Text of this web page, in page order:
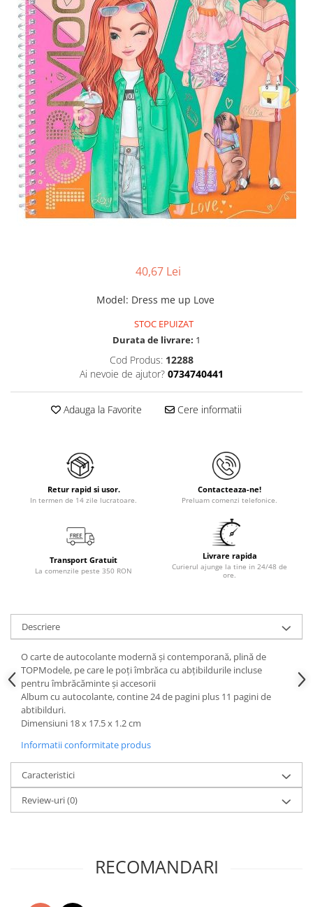
40,67 Lei
Model: Dress me up Love
STOC EPUIZAT
Durata de livrare: 1
Cod Produs: 12288
Ai nevoie de ajutor? 0734740441
Adauga la Favorite Cere informatii
Retur rapid si usor.
In termen de 14 zile lucratoare.
Contacteaza-ne!
Preluam comenzi telefonice.
Transport Gratuit
La comenzile peste 350 RON
Livrare rapida
Curierul ajunge la tine in 24/48 de
ore.
Descriere
O carte de autocolante modernă și contemporană, plină de
TOPModele, pe care le poți îmbrăca cu abțibildurile incluse
pentru îmbrăcăminte și accesorii
Album cu autocolante, contine 24 de pagini plus 11 pagini de
abtibilduri.
Dimensiuni 18 x 17.5 x 1.2 cm
Informatii conformitate produs
Caracteristici
Review-uri(0)
RECOMANDARI